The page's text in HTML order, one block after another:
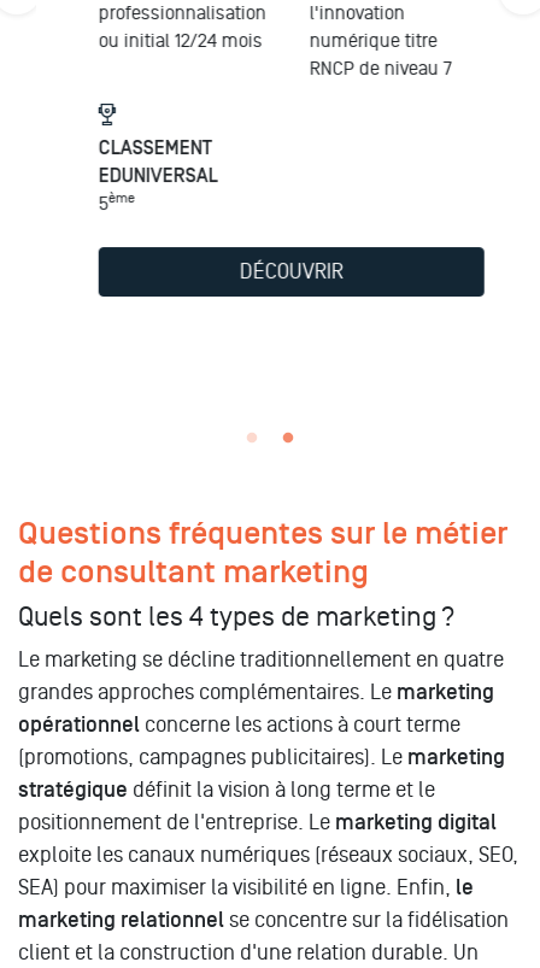
professionnalisation
ou initial 12/24 mois
l'innovation
numérique titre
RNCP de niveau 7
CLASSEMENT
EDUNIVERSAL
ème
DÉCOUVRIR
Questions fréquentes sur le métier
de consultant marketing
Quels sont les 4 types de marketing ?
Le marketing se décline traditionnellement en quatre
grandes approches complémentaires. Le marketing
opérationnel concerne les actions à court terme
(promotions, campagnes publicitaires). Le marketing
stratégique définit la vision à long terme et le
positionnement de l'entreprise. Le marketing digital
exploite les canaux numériques (réseaux sociaux, SEO,
SEA) pour maximiser la visibilité en ligne. Enfin, le
marketing relationnel se concentre sur la fidélisation
client et la construction d'une relation durable. Un